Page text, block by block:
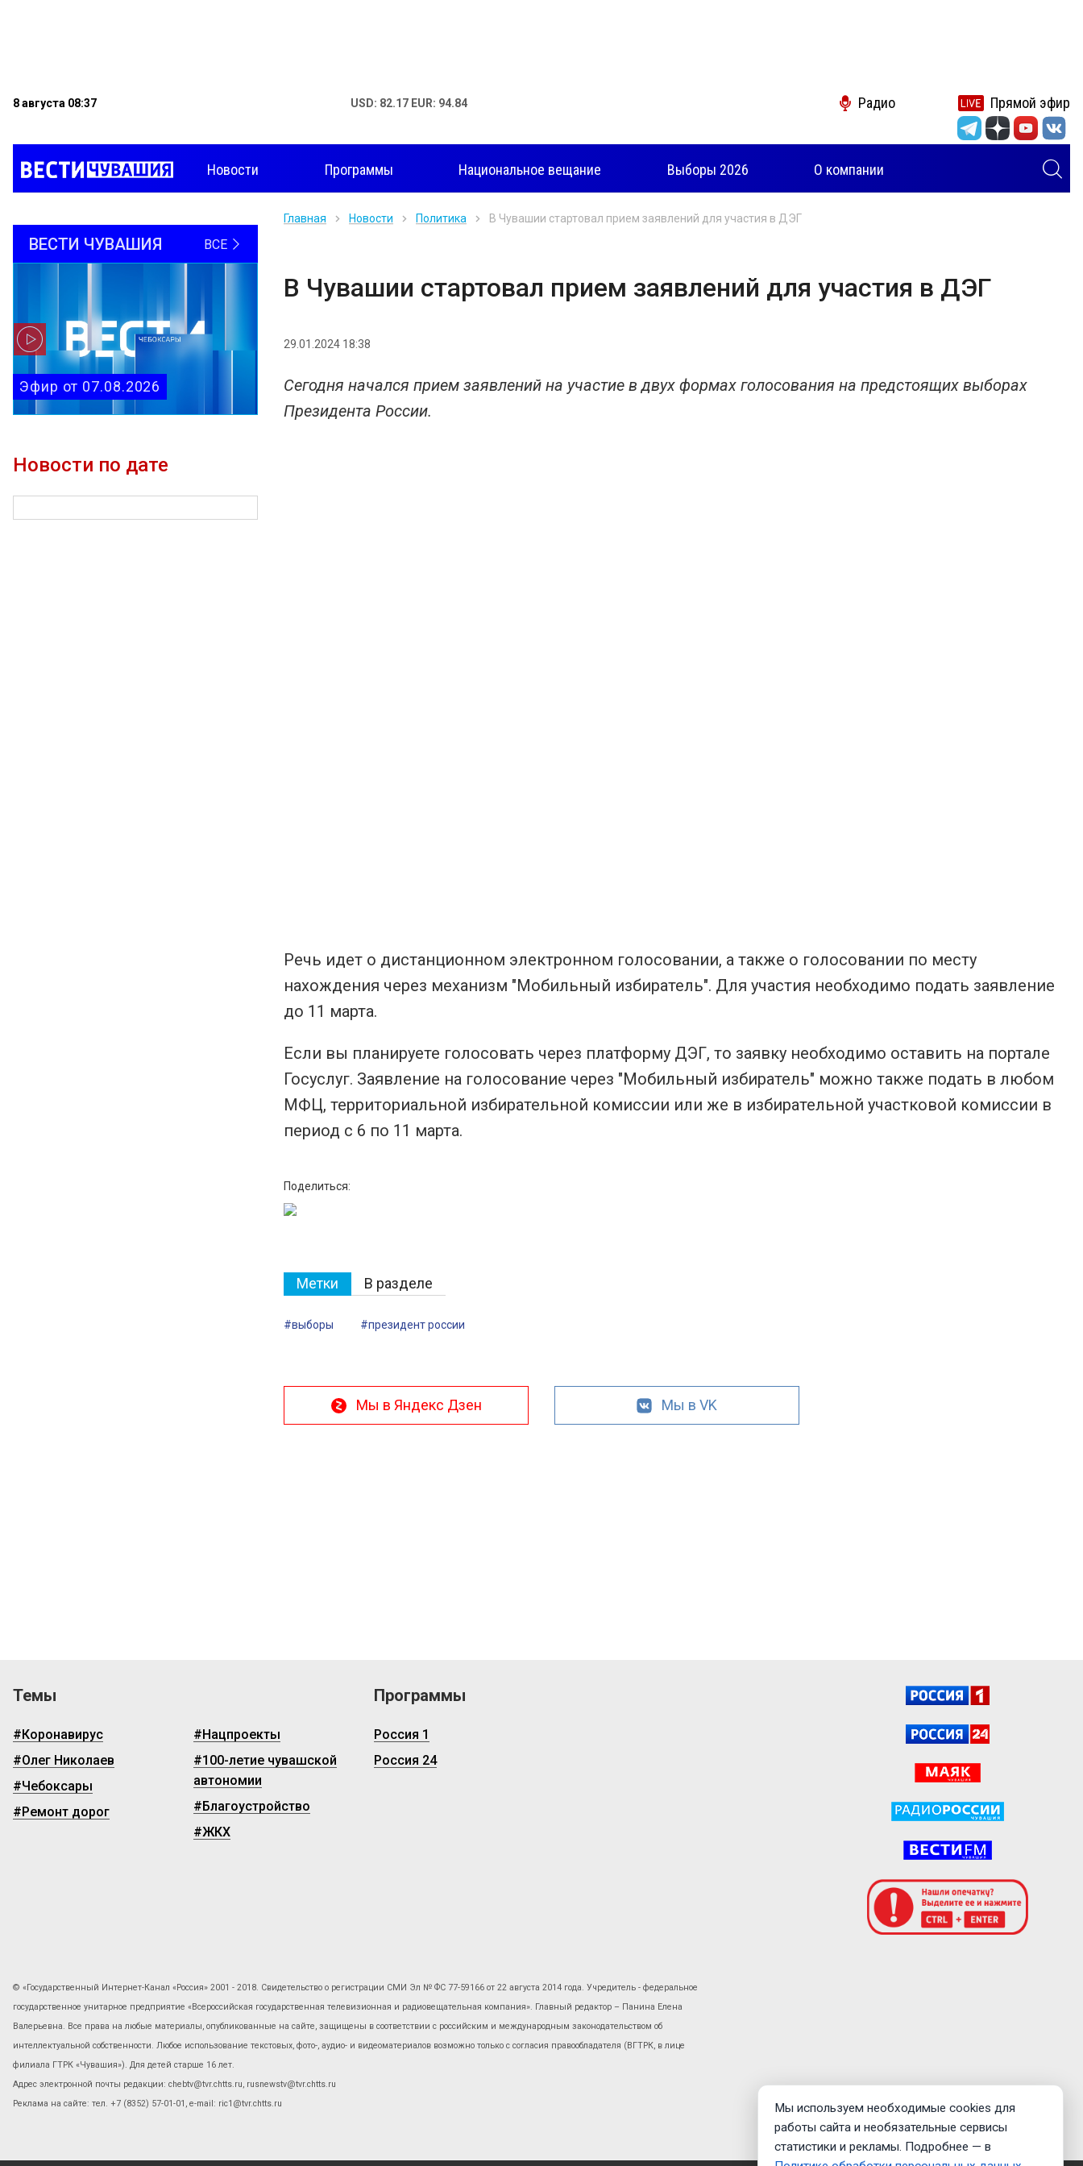
8 августа 08:37 USD: 82.17 EUR: 94.84 Радио Прямой эфир
Новости Программы Национальное вещание Выборы 2026 О компании
ВЕСТИ ЧУВАШИЯ ВСЕ
Эфир от 07.08.2026
Новости по дате
Главная Новости Политика В Чувашии стартовал прием заявлений для участия в ДЭГ
В Чувашии стартовал прием заявлений для участия в ДЭГ
29.01.2024 18:38
Сегодня начался прием заявлений на участие в двух формах голосования на предстоящих выборах
Президента России.
Речь идет о дистанционном электронном голосовании, а также о голосовании по месту
нахождения через механизм "Мобильный избиратель". Для участия необходимо подать заявление
до 11 марта.
Если вы планируете голосовать через платформу ДЭГ, то заявку необходимо оставить на портале
Госуслуг. Заявление на голосование через "Мобильный избиратель" можно также подать в любом
МФЦ, территориальной избирательной комиссии или же в избирательной участковой комиссии в
период с 6 по 11 марта.
Поделиться:
Метки В разделе
#выборы #президент россии
Мы в Яндекс Дзен Мы в VK
Темы
#Коронавирус
#Олег Николаев
#Чебоксары
#Ремонт дорог
#Нацпроекты
#100-летие чувашской
автономии
#Благоустройство
#ЖКХ
Программы
Россия 1
Россия 24
© «Государственный Интернет-Канал «Россия» 2001 - 2018. Свидетельство о регистрации СМИ Эл № ФС 77-59166 от 22 августа 2014 года. Учредитель - федеральное
государственное унитарное предприятие «Всероссийская государственная телевизионная и радиовещательная компания». Главный редактор – Панина Елена
Валерьевна. Все права на любые материалы, опубликованные на сайте, защищены в соответствии с российским и международным законодательством об
интеллектуальной собственности. Любое использование текстовых, фото-, аудио- и видеоматериалов возможно только с согласия правообладателя (ВГТРК, в лице
филиала ГТРК «Чувашия»). Для детей старше 16 лет.
Адрес электронной почты редакции: chebtv@tvr.chtts.ru, rusnewstv@tvr.chtts.ru
Реклама на сайте: тел. +7 (8352) 57-01-01, е-mail: ric1@tvr.chtts.ru
Мы используем необходимые cookies для
работы сайта и необязательные сервисы
статистики и рекламы. Подробнее — в